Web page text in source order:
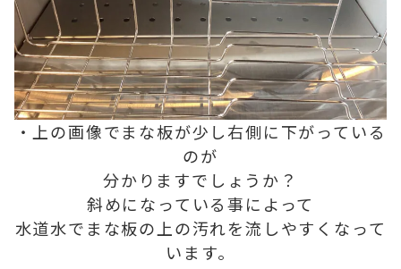
・上の画像でまな板が少し右側に下がっている
のが
分かりますでしょうか？
斜めになっている事によって
水道水でまな板の上の汚れを流しやすくなって
います。